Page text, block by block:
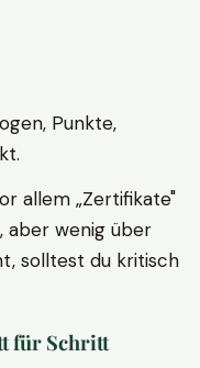
Punkte,
allem „Zertifikate"
aber wenig über
solltest du kritisch
für Schritt